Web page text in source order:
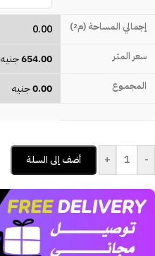
إجمالي المساحة (م2
)
0.00
سعر المتـر 654.00جنيه
المجمـوع 0.00جنيه
-
+ أضف إلى السلة